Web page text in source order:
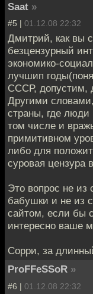
Saat »
#5 | 01.12.08 22:32
Дмитрий, как вы
безцензурный
экономико-
лучшип
СССР, допустим,
Другими
страны, где
том числе и
примитивном
либо для
суровая
Это вопрос не из
бабушки и не из
сайтом, если бы
интересно ваше
Сорри, за
ProFFeSSoR »
#6 | 01.12.08 22:32